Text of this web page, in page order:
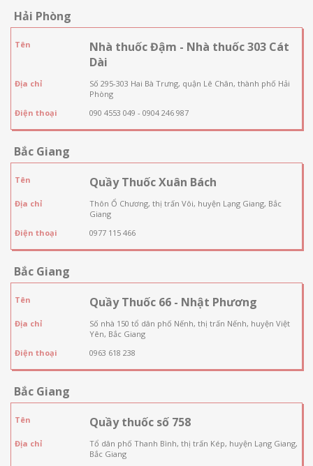
Hải Phòng
Tên
Nhà thuốc Đậm - Nhà thuốc 303 Cát
Dài
Địa chỉ
Số 295-303 Hai Bà Trưng, quận Lê Chân, thành phố Hải
Phòng
Điện thoại
090 4553 049 - 0904 246 987
Bắc Giang
Tên Quầy Thuốc Xuân Bách
Địa chỉ
Thôn Ổ Chương, thị trấn Vôi, huyện Lạng Giang, Bắc
Giang
Điện thoại
0977 115 466
Bắc Giang
Tên Quầy Thuốc 66 - Nhật Phương
Địa chỉ
Số nhà 150 tổ dân phố Nếnh, thị trấn Nếnh, huyện Việt
Yên, Bắc Giang
Điện thoại
0963 618 238
Bắc Giang
Tên Quầy thuốc số 758
Địa chỉ
Tổ dân phố Thanh Bình, thị trấn Kép, huyện Lạng Giang,
Bắc Giang